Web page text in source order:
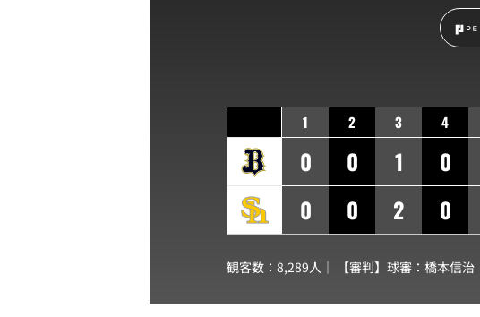
1 2 3 4
0 0 1 0
0
0 2 0
観客数：8,289人｜ 【審判】球審： 橋本信治